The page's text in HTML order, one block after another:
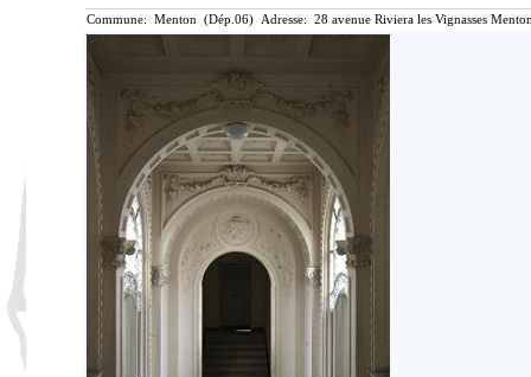
Commune: Menton (Dép.06) Adresse: 28 avenue Riviera les Vignasses